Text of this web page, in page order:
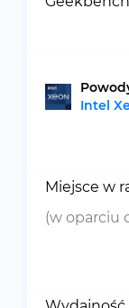
Intel
Miejsce w
(w oparciu